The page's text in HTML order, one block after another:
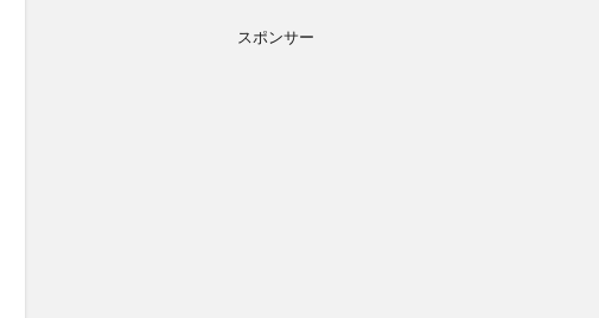
スポンサー